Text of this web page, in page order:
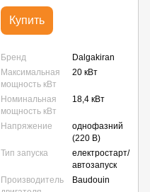
Купить
Бренд
Dalgakiran
Максимальная
мощность кВт
20 кВт
Номинальная
мощность кВт
18,4 кВт
Напряжение
однофазний
(220 В)
Тип запуска
електростарт/
автозапуск
Производитель
Baudouin